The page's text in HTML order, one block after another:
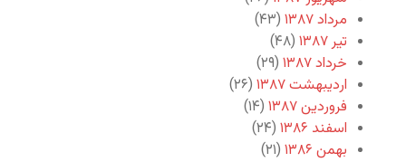
مرداد ۱۳۸۷
(۴۳)
تیر ۱۳۸۷
(۴۸)
خرداد ۱۳۸۷
(۲۹)
اردیبهشت ۱۳۸۷
(۲۶)
فروردین ۱۳۸۷
(۱۴)
اسفند ۱۳۸۶
(۲۴)
بهمن ۱۳۸۶
(۲۱)